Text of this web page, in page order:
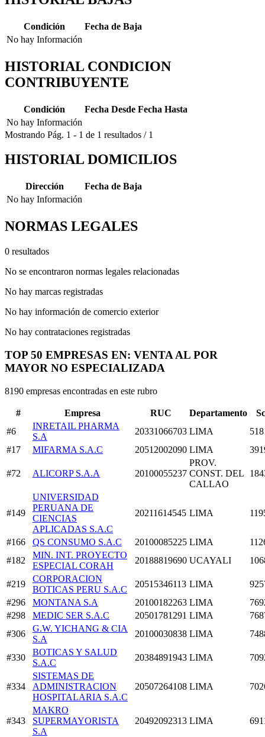
Condición
Fecha de Baja
No hay Información
HISTORIAL CONDICION
CONTRIBUYENTE
Condición Fecha Desde Fecha Hasta
No hay Información
Mostrando Pág. 1 - 1 de 1 resultados / 1
HISTORIAL DOMICILIOS
Dirección
Fecha de Baja
No hay Información
NORMAS LEGALES
0 resultados
No se encontraron normas legales relacionadas
No hay marcas registradas
No hay información de comercio exterior
No hay contrataciones registradas
TOP 50 EMPRESAS EN: VENTA AL POR
MAYOR NO ESPECIALIZADA
8190 empresas encontradas en este rubro
# Empresa RUC Departamento
#6
INRETAIL PHARMA
S.A
20331066703 LIMA
#17
MIFARMA S.A.C 20512002090 LIMA
#72 ALICORP S.A.A 20100055237
PROV.
CONST. DEL
CALLAO
#149
UNIVERSIDAD
PERUANA DE
CIENCIAS
APLICADAS S.A.C
20211614545 LIMA
#166 QS CONSUMO S.A.C 20100085225 LIMA
#182
MIN. INT. PROYECTO
ESPECIAL CORAH
20188819690 UCAYALI
#219
CORPORACION
BOTICAS PERU S.A.C
20515346113 LIMA
#296
MONTANA S.A 20100182263 LIMA
#298
MEDIC SER S.A.C 20501781291 LIMA
#306
G.W. YICHANG & CIA
S.A
20100030838 LIMA
#330
BOTICAS Y SALUD
S.A.C
20384891943 LIMA
#334
SISTEMAS DE
ADMINISTRACION
HOSPITALARIA S.A.C
20507264108 LIMA
#343
MAKRO
SUPERMAYORISTA
S.A
20492092313 LIMA